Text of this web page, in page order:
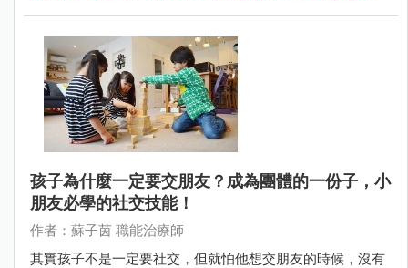
孩子為什麼一定要交朋友？成為團體的一份子，小
朋友必學的社交技能！
作者：蘇子茵 職能治療師
其實孩子不是一定要社交，但就怕他想交朋友的時候，沒有